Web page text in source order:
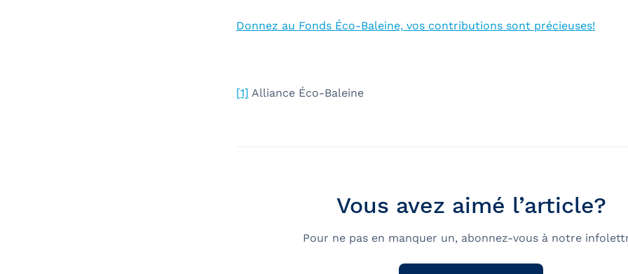
Donnez au Fonds Éco-Baleine, vos contributions sont précieuses!
[1] Alliance Éco-Baleine
Vous avez aimé l’article?
Pour ne pas en manquer un, abonnez-vous à notre